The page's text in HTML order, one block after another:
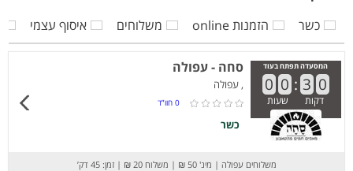
כשר
הזמנות online משלוחים איסוף עצמי
המסעדה תפתח בעוד
0 0 : 3 0
דקות שעות
סחה - עפולה
, עפולה
0 חוו”ד
כשר
משלוחים עפולה | מינ' 50 ₪ | משלוח 20 ₪ | זמן: 45 דק’